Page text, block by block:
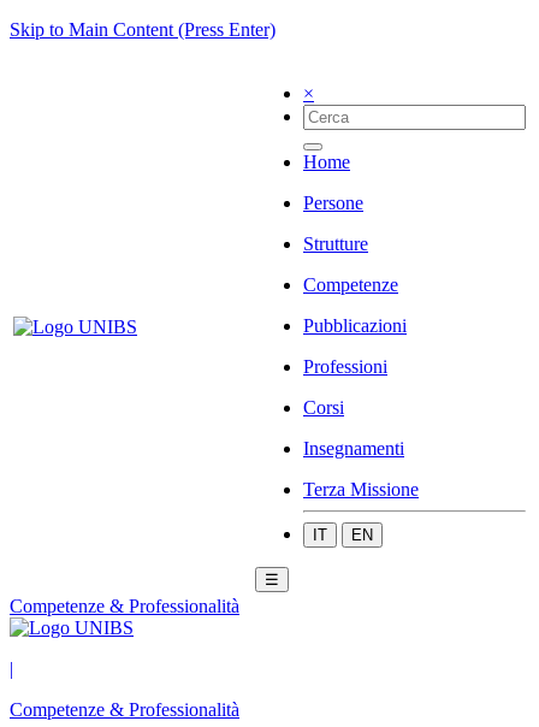
Skip to Main Content (Press Enter)
×
Home
Persone
Strutture
Competenze
Pubblicazioni
Professioni
Corsi
Insegnamenti
Terza Missione
IT EN
☰
Competenze & Professionalità
|
Competenze & Professionalità